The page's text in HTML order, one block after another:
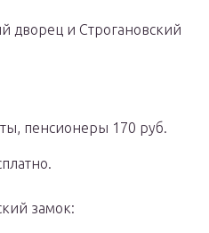
дворец и Строгановский
пенсионеры 170 руб.
замок: